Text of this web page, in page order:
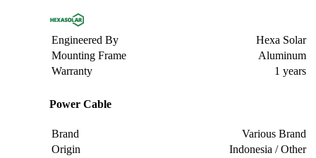
Engineered By
Hexa Solar
Mounting Frame
Aluminum
Warranty
1 years
Power Cable
Brand
Various Brand
Origin
Indonesia / Other